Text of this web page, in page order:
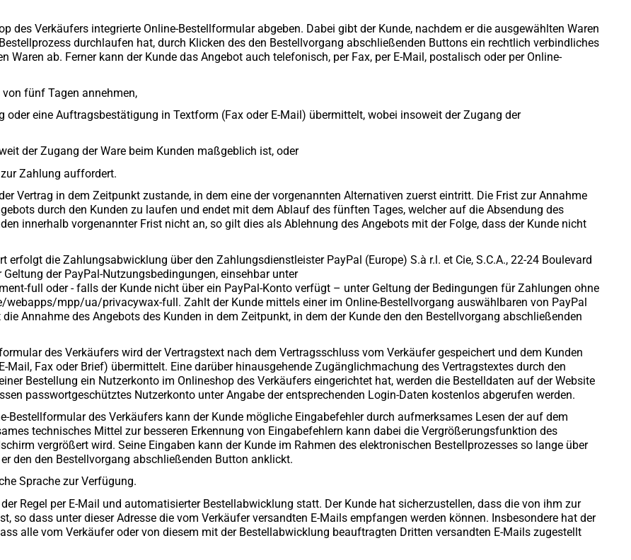
des Verkäufers integrierte Online-Bestellformular abgeben. Dabei gibt der Kunde, nachdem er die ausgewählten Waren
durchlaufen hat, durch Klicken des den Bestellvorgang abschließenden Buttons ein rechtlich verbindliches
ab. Ferner kann der Kunde das Angebot auch telefonisch, per Fax, per E-Mail, postalisch oder per Online-
fünf Tagen annehmen,
eine Auftragsbestätigung in Textform (Fax oder E-Mail) übermittelt, wobei insoweit der Zugang der
der Zugang der Ware beim Kunden maßgeblich ist, oder
Zahlung auffordert.
Vertrag in dem Zeitpunkt zustande, in dem eine der vorgenannten Alternativen zuerst eintritt. Die Frist zur Annahme
durch den Kunden zu laufen und endet mit dem Ablauf des fünften Tages, welcher auf die Absendung des
innerhalb vorgenannter Frist nicht an, so gilt dies als Ablehnung des Angebots mit der Folge, dass der Kunde nicht
die Zahlungsabwicklung über den Zahlungsdienstleister PayPal (Europe) S.à r.l. et Cie, S.C.A., 22-24 Boulevard
der PayPal-Nutzungsbedingungen, einsehbar unter
full oder - falls der Kunde nicht über ein PayPal-Konto verfügt – unter Geltung der Bedingungen für Zahlungen ohne
mpp/ua/privacywax-full. Zahlt der Kunde mittels einer im Online-Bestellvorgang auswählbaren von PayPal
Annahme des Angebots des Kunden in dem Zeitpunkt, in dem der Kunde den den Bestellvorgang abschließenden
des Verkäufers wird der Vertragstext nach dem Vertragsschluss vom Verkäufer gespeichert und dem Kunden
Mail, Fax oder Brief) übermittelt. Eine darüber hinausgehende Zugänglichmachung des Vertragstextes durch den
Bestellung ein Nutzerkonto im Onlineshop des Verkäufers eingerichtet hat, werden die Bestelldaten auf der Website
passwortgeschütztes Nutzerkonto unter Angabe der entsprechenden Login-Daten kostenlos abgerufen werden.
Bestellformular des Verkäufers kann der Kunde mögliche Eingabefehler durch aufmerksames Lesen der auf dem
technisches Mittel zur besseren Erkennung von Eingabefehlern kann dabei die Vergrößerungsfunktion des
vergrößert wird. Seine Eingaben kann der Kunde im Rahmen des elektronischen Bestellprozesses so lange über
den den Bestellvorgang abschließenden Button anklickt.
Sprache zur Verfügung.
Regel per E-Mail und automatisierter Bestellabwicklung statt. Der Kunde hat sicherzustellen, dass die von ihm zur
so dass unter dieser Adresse die vom Verkäufer versandten E-Mails empfangen werden können. Insbesondere hat der
alle vom Verkäufer oder von diesem mit der Bestellabwicklung beauftragten Dritten versandten E-Mails zugestellt